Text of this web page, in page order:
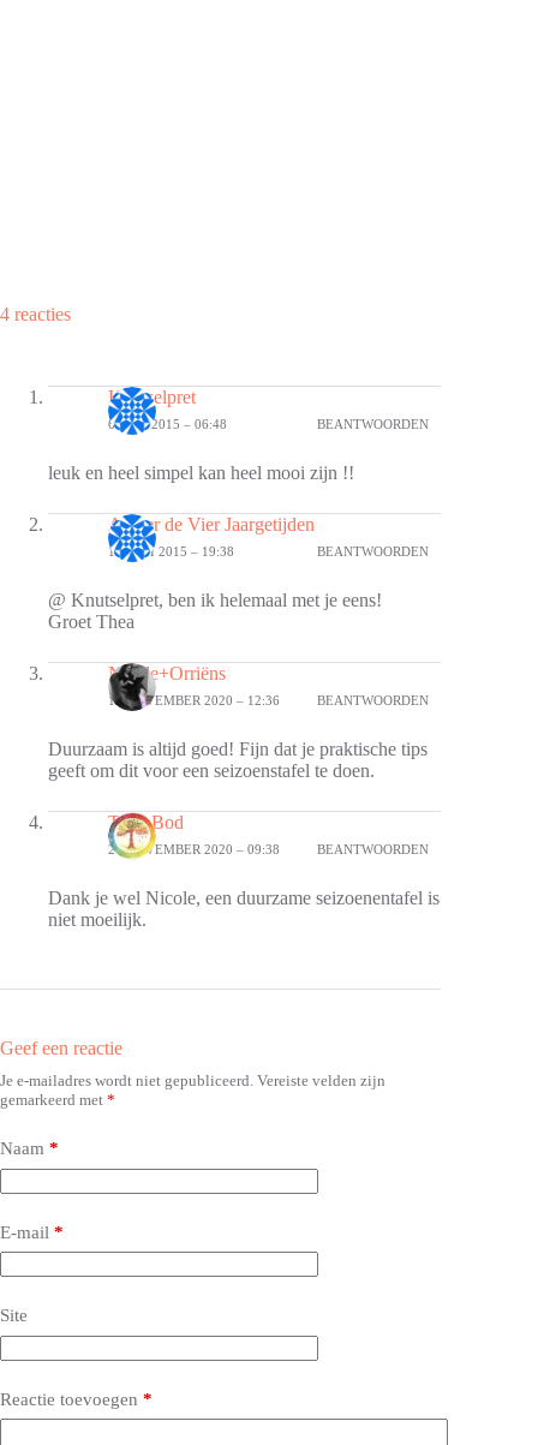
4 reacties
Knutselpret
6 JUNI 2015 – 06:48 BEANTWOORDEN
leuk en heel simpel kan heel mooi zijn !!
Atelier de Vier Jaargetijden
10 JUNI 2015 – 19:38 BEANTWOORDEN
@ Knutselpret, ben ik helemaal met je eens!
Groet Thea
Nicole+Orriëns
17 NOVEMBER 2020 – 12:36 BEANTWOORDEN
Duurzaam is altijd goed! Fijn dat je praktische tips
geeft om dit voor een seizoenstafel te doen.
Thea Bod
20 NOVEMBER 2020 – 09:38 BEANTWOORDEN
Dank je wel Nicole, een duurzame seizoenentafel is
niet moeilijk.
Geef een reactie
Je e-mailadres wordt niet gepubliceerd. Vereiste velden zijn
gemarkeerd met *
Naam *
E-mail *
Site
Reactie toevoegen *
A
l
e
r
n
t
i
v
: